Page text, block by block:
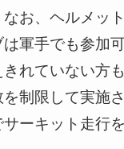
お、ヘルメッ
軍手でも参加
れていない方
制限して実施
ーキット走行